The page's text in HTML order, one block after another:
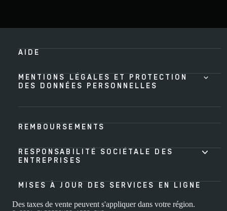
AIDE
MENTIONS LÉGALES ET PROTECTION
DES DONNÉES PERSONNELLES
REMBOURSEMENTS
RESPONSABILITÉ SOCIÉTALE DES
ENTREPRISES
MISES À JOUR DES SERVICES EN LIGNE
Des taxes de vente peuvent s'appliquer dans votre région.